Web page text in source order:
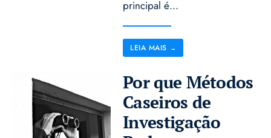
principal é...
LEIA MAIS →
Por que Métodos
Caseiros de
Investigação